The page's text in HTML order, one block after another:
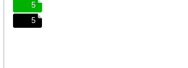
5
5